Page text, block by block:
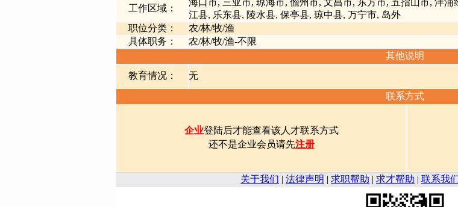
工作区域：
海口市, 三亚市, 琼海市, 儋州市, 文昌市, 东方市, 五指山市, 洋
江县, 乐东县, 陵水县, 保亭县, 琼中县, 万宁市, 岛外
职位分类：
农/林/牧/渔
具体职务：
农/林/牧/渔-不限
其他说明
教育情况：
无
联系方式
企业登陆后才能查看该人才联系方式
还不是企业会员请先注册
关于我们 | 法律声明 | 求职帮助 | 求才帮助 | 联系我